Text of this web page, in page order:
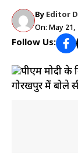
By Editor
On: May 21,
Follow Us: